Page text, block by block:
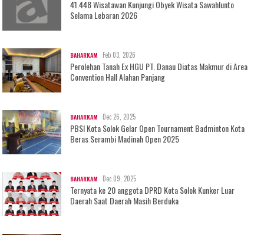
41.448 Wisatawan Kunjungi Obyek Wisata Sawahlunto
Selama Lebaran 2026
BAHARKAM Feb 03, 2026
Perolehan Tanah Ex HGU PT. Danau Diatas Makmur di Area
Convention Hall Alahan Panjang
BAHARKAM Dec 26, 2025
PBSI Kota Solok Gelar Open Tournament Badminton Kota
Beras Serambi Madinah Open 2025
BAHARKAM Dec 09, 2025
Ternyata ke 20 anggota DPRD Kota Solok Kunker Luar
Daerah Saat Daerah Masih Berduka